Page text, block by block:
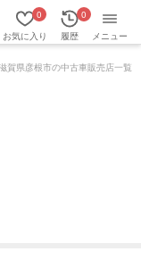
お気に入り
0
履歴
0
メニュー
賀県彦根市の中古車販売店一覧